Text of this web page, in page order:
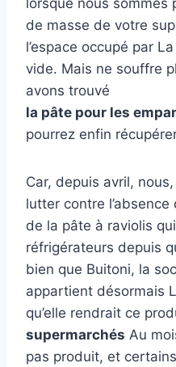
lorsque nous sommes
de masse de votre
l’espace occupé par
vide. Mais ne souffre
avons trouvé
la pâte pour les
pourrez enfin
Car, depuis avril,
lutter contre
de la pâte à raviolis
réfrigérateurs depuis
bien que Buitoni, la
appartient désormais
qu’elle rendrait ce
supermarchés Au
pas produit, et